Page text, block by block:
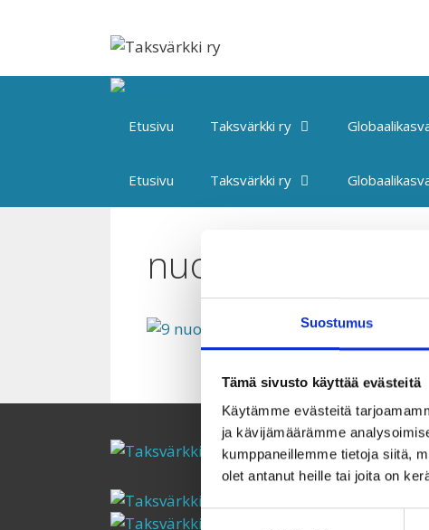
Suostumus
Tämä sivusto käyttää evästeitä
Käytämme evästeitä
ja kävijämäärämme
kumppaneillemme tietoja siitä,
olet antanut heille tai joita on
Suostumuksen
Etusivu Taksvärkki ry
Etusivu Taksvärkki ry